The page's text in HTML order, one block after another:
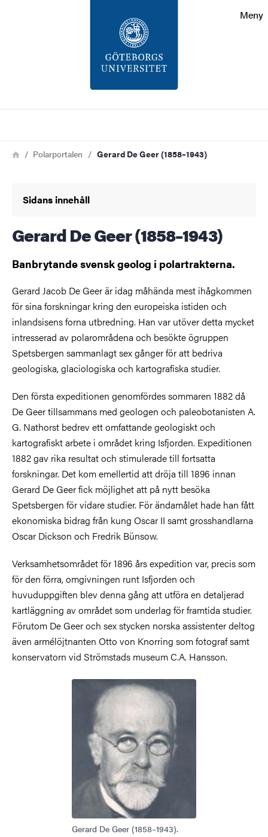
Meny
Länkstig
HemPolarportalen Gerard De Geer (1858–1943)
Sidans innehåll
Gerard De Geer (1858–1943)
Banbrytande svensk geolog i polartrakterna.
Gerard Jacob De Geer är idag måhända mest ihågkommen
för sina forskningar kring den europeiska istiden och
inlandsisens forna utbredning. Han var utöver detta mycket
intresserad av polarområdena och besökte ögruppen
Spetsbergen sammanlagt sex gånger för att bedriva
geologiska, glaciologiska och kartografiska studier.
Den första expeditionen genomfördes sommaren 1882 då
De Geer tillsammans med geologen och paleobotanisten A.
G. Nathorst bedrev ett omfattande geologiskt och
kartografiskt arbete i området kring Isfjorden. Expeditionen
1882 gav rika resultat och stimulerade till fortsatta
forskningar. Det kom emellertid att dröja till 1896 innan
Gerard De Geer fick möjlighet att på nytt besöka
Spetsbergen för vidare studier. För ändamålet hade han fått
ekonomiska bidrag från kung Oscar II samt grosshandlarna
Oscar Dickson och Fredrik Bünsow.
Verksamhetsområdet för 1896 års expedition var, precis som
för den förra, omgivningen runt Isfjorden och
huvuduppgiften blev denna gång att utföra en detaljerad
kartläggning av området som underlag för framtida studier.
Förutom De Geer och sex stycken norska assistenter deltog
även armélöjtnanten Otto von Knorring som fotograf samt
konservatorn vid Strömstads museum C.A. Hansson.
Gerard De Geer (1858–1943).